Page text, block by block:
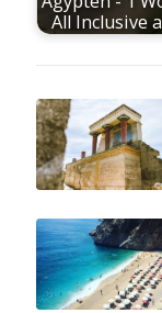
All Inclusive